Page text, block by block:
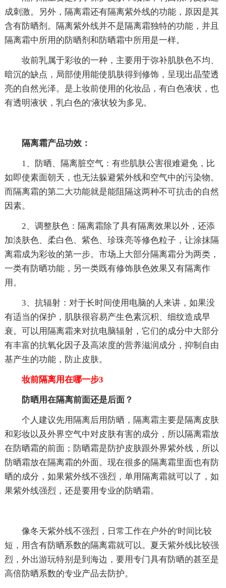
成刺激。另外，隔离霜还有隔离紫外线的功能，原因是其
含有防晒剂。隔离紫外线并不是隔离霜独特的功能，并且
隔离霜中所用的防晒剂和防晒霜中所用是一样。
妆前乳属于彩妆的一种，主要用于弥补肌肤色不均、
暗沉的缺点，局部使用能使肌肤得到修饰，呈现出晶莹透
亮的自然光泽。是上妆前使用的化妆品，有白色液状，也
有透明液状，乳白色的'液状较为多见。
隔离霜产品功效：
1、防晒、隔离脏空气：有些肌肤公害很难避免，比
如即使素面朝天，也无法躲避紫外线和空气中的污染物。
而隔离霜的第二大功能就是能阻隔这两种不可抗击的自然
因素。
2、调整肤色：隔离霜除了具有隔离效果以外，还添
加淡肤色、柔白色、紫色、珍珠亮等修色粒子，让涂抹隔
离霜成为彩妆的第一步。市场上大部分隔离霜分为两类，
一类有防晒功能，另一类既有修饰肤色效果又有隔离作
用。
3、抗辐射：对于长时间使用电脑的人来讲，如果没
有适当的保护，肌肤很容易产生色素沉积、细纹造成早
衰。可以用隔离霜来对抗电脑辐射，它们的成分中大部分
有丰富的抗氧化因子及高浓度的营养滋润成分，抑制自由
基产生的功能，防止皮肤。
妆前隔离用在哪一步3
防晒用在隔离前面还是后面？
个人建议先用隔离后用防晒，隔离霜主要是隔离皮肤
和彩妆以及外界空气中对皮肤有害的成分，所以隔离霜放
在防晒霜的前面；防晒霜是防护皮肤跟外界紫外线，所以
防晒霜放在隔离霜的外面。现在很多的隔离霜里面也有防
晒的成分，如果紫外线不强烈，单用隔离霜就可以了，如
果紫外线强烈，还是要用专业的防晒霜。
像冬天紫外线不强烈，日常工作在户外的'时间比较
短，用含有防晒系数的隔离霜就可以。夏天紫外线比较强
烈，外出游玩特别是到海边，要用专门具有防晒的甚至是
高倍防晒系数的专业产品去防护。